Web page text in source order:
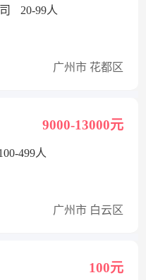
20-99人
广州市 花都区
9000-13000元
499人
广州市 白云区
100元